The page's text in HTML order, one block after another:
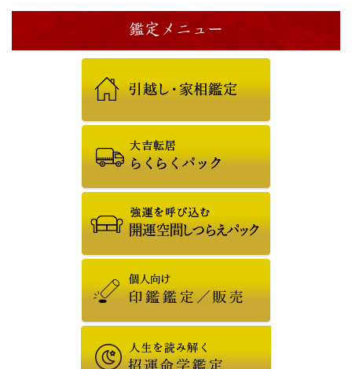
鑑定メニュー